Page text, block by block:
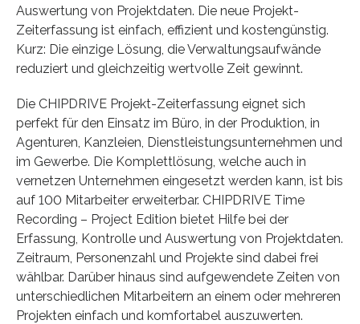
Auswertung von Projektdaten. Die neue Projekt-
Zeiterfassung ist einfach, effizient und kos­tengünstig.
Kurz: Die einzige Lösung, die Verwaltungsaufwände
reduziert und gleichzeitig wertvolle Zeit gewinnt.
Die CHIPDRIVE Projekt-Zeiterfassung eignet sich
perfekt für den Einsatz im Büro, in der Produktion, in
Agenturen, Kanzleien, Dienstleistungsunternehmen und
im Gewerbe. Die Komplettlösung, welche auch in
vernetzen Unternehmen eingesetzt werden kann, ist bis
auf 100 Mitarbeiter erweiterbar. CHIPDRIVE Time
Recording – Project Edition bietet Hilfe bei der
Erfassung, Kontrolle und Auswertung von Projektdaten.
Zeitraum, Personenzahl und Projekte sind dabei frei
wählbar. Darüber hinaus sind aufgewendete Zeiten von
unterschiedlichen Mitarbeitern an einem oder mehreren
Projekten einfach und komfortabel auszuwerten.